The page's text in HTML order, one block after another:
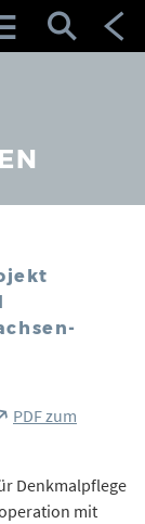
PDF zum
Denkmalpflege
mit